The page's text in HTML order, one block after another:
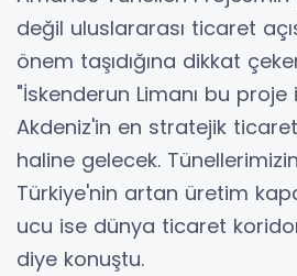
değil uluslararası ticaret
önem taşıdığına dikkat
"İskenderun Limanı bu
Akdeniz'in en stratejik
haline gelecek.
Türkiye'nin artan üretim
ucu ise dünya ticaret
diye konuştu.